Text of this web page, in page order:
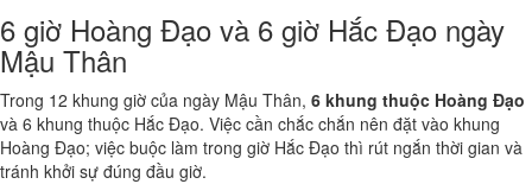
6 giờ Hoàng Đạo và 6 giờ Hắc Đạo ngày
Mậu Thân
Trong 12 khung giờ của ngày Mậu Thân, 6 khung thuộc Hoàng Đạo
và 6 khung thuộc Hắc Đạo. Việc cần chắc chắn nên đặt vào khung
Hoàng Đạo; việc buộc làm trong giờ Hắc Đạo thì rút ngắn thời gian và
tránh khởi sự đúng đầu giờ.